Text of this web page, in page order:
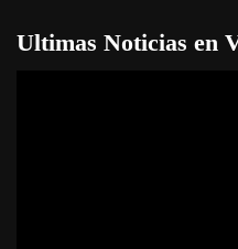
Ultimas Noticias en